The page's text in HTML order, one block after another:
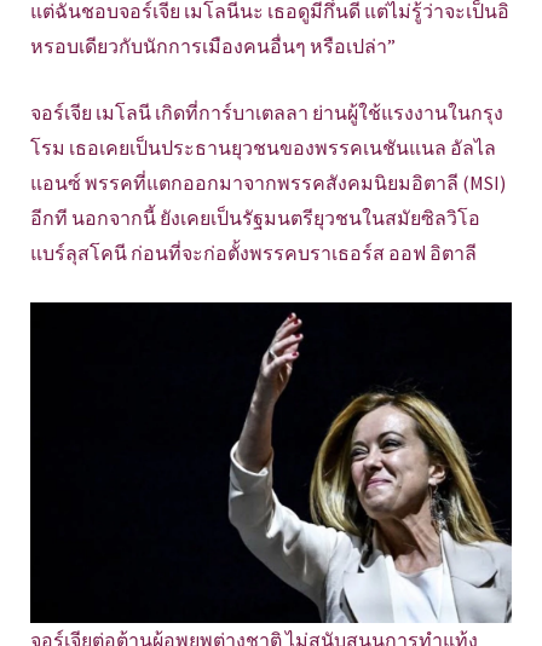
แต่ฉันชอบจอร์เจีย เมโลนีนะ เธอดูมีกึ๋นดี แต่ไม่รู้ว่าจะเป็นอิ
หรอบเดียวกับนักการเมืองคนอื่นๆ หรือเปล่า”
จอร์เจีย เมโลนี เกิดที่การ์บาเตลลา ย่านผู้ใช้แรงงานในกรุง
โรม เธอเคยเป็นประธานยุวชนของพรรคเนชันแนล อัลไล
แอนซ์ พรรคที่แตกออกมาจากพรรคสังคมนิยมอิตาลี (MSI)
อีกที นอกจากนี้ ยังเคยเป็นรัฐมนตรียุวชนในสมัยซิลวิโอ
แบร์ลุสโคนี ก่อนที่จะก่อตั้งพรรคบราเธอร์ส ออฟ อิตาลี
จอร์เจียต่อต้านผู้อพยพต่างชาติ ไม่สนับสนุนการทำแท้ง